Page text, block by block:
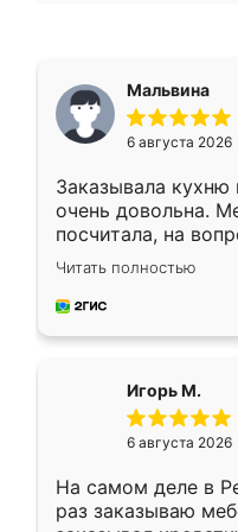
Мальвина
6 августа 2026
Заказывала кухню
очень довольна.
посчитала, на
Замерщик приехал
делу со всей
за день, ребята
Читать полностью
Игорь М.
6 августа 2026
На самом деле в
раз заказываю